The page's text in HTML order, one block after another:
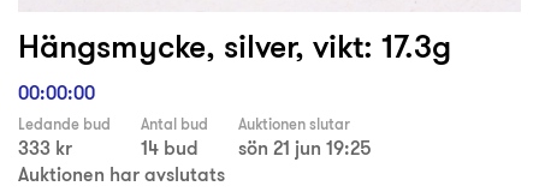
Hängsmycke, silver, vikt: 17.3g
00:00:00
Ledande bud
333 kr
Antal bud
14 bud
Auktionen slutar
sön 21 jun 19:25
Auktionen har avslutats